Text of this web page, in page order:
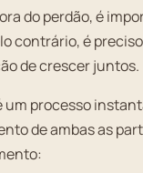
do perdão, é
contrário, é
de crescer juntos.
um processo
de ambas as